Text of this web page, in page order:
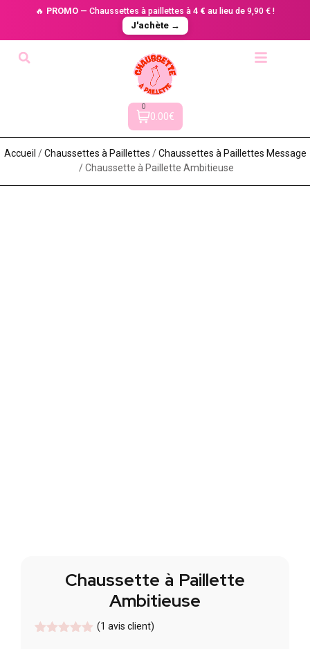
🔥 PROMO — Chaussettes à paillettes à 4 € au lieu de 9,90 € !
J'achète →
0
0.00€
Accueil /Chaussettes à Paillette​s /Chaussettes à Paillettes Message​
/ Chaussette à Paillette Ambitieuse
Chaussette à Paillette
Ambitieuse
(1 avis client)